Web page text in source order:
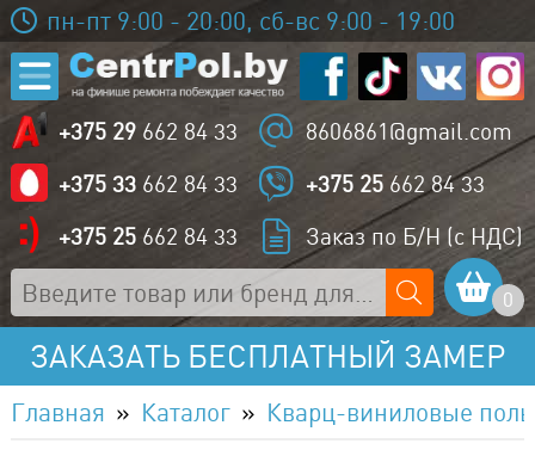
пн-пт 9:00 - 20:00, сб-вс 9:00 - 19:00
+375 29 662 84 33
8606861@gmail.com
+375 33 662 84 33 +375 25 662 84 33
+375 25 662 84 33 Заказ по Б/Н (с НДС)
0
ЗАКАЗАТЬ БЕСПЛАТНЫЙ ЗАМЕР
Главная Каталог Кварц-виниловые